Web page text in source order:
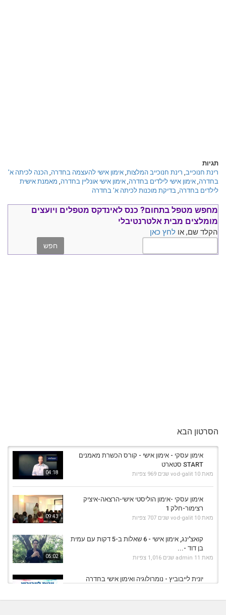
תגיות
רינת חנוכייב, רינת חנוכייב המלצות, אימון אישי להעצמה בחדרה, הכנה לכיתה א'
בחדרה, אימון אישי לילדים בחדרה, אימון אישי אונליין בחדרה, מאמנת אישית
לילדים בחדרה, בדיקת מוכנות לכיתה א' בחדרה
מחפש מטפל בתחום? כנס לאינדקס מטפלים ויועצים
מומלצים מבית אלטרנטיבלי
הקלד שם, או לחץ כאן
הסרטון הבא
04:18
אימון עסקי - אימון אישי - קורס הכשרת מאמנים
START סטארט
מאת vod-galit 10 שנים 969 צפיות
09:43
אימון עסקי -אימון הוליסטי אישי-הרצאה-איציק
רצימור-חלק 1
מאת vod-galit 10 שנים 707 צפיות
05:02
קואצ'ינג, אימון אישי - 6 שאלות ב-5 דקות עם עמית
בן דוד -...
מאת admin 11 שנים 1,016 צפיות
יונית לייבוביץ - נומרולוגיה ואימון אישי בחדרה